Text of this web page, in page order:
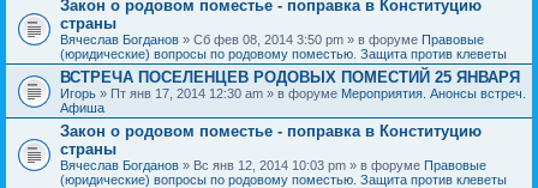
Закон о родовом поместье - поправка в Конституцию
страны
Вячеслав Богданов » Сб фев 08, 2014 3:50 pm » в форуме Правовые
(юридические) вопросы по родовому поместью. Защита против клеветы
ВСТРЕЧА ПОСЕЛЕНЦЕВ РОДОВЫХ ПОМЕСТИЙ 25 ЯНВАРЯ
Игорь » Пт янв 17, 2014 12:30 am » в форуме Мероприятия. Анонсы встреч.
Афиша
Закон о родовом поместье - поправка в Конституцию
страны
Вячеслав Богданов » Вс янв 12, 2014 10:03 pm » в форуме Правовые
(юридические) вопросы по родовому поместью. Защита против клеветы